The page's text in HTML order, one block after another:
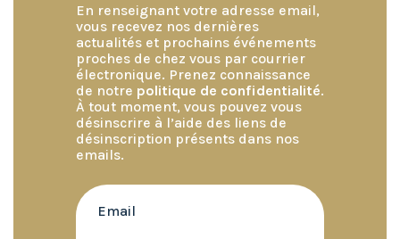
En renseignant votre adresse email,
vous recevez nos dernières
actualités et prochains événements
proches de chez vous par courrier
électronique. Prenez connaissance
de notre politique de confidentialité.
À tout moment, vous pouvez vous
désinscrire à l’aide des liens de
désinscription présents dans nos
emails.